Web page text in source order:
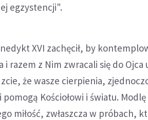
egzystencji".
XVI zachęcił, by
razem z Nim zwracali się do Ojca
że wasze cierpienia,
Kościołowi i światu.
miłość, zwłaszcza w próbach,